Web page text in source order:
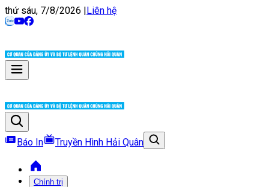
thứ sáu, 7/8/2026 |Liên hệ
Báo In Truyền Hình Hải Quân
Chính trị